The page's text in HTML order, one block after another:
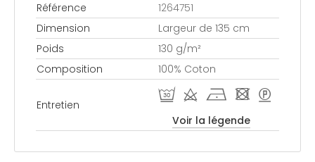
Référence
1264751
Dimension
Largeur de 135 cm
Poids
130 g/m²
Composition
100% Coton
Entretien
R d h - >
Voir la légende